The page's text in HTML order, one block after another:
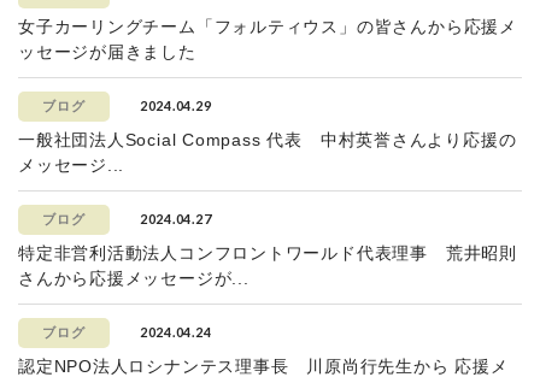
女子カーリングチーム「フォルティウス」の皆さんから応援メ
ッセージが届きました
ブログ 2024.04.29
一般社団法人Social Compass 代表 中村英誉さんより応援の
メッセージ...
ブログ 2024.04.27
特定非営利活動法人コンフロントワールド代表理事 荒井昭則
さんから応援メッセージが...
ブログ 2024.04.24
認定NPO法人ロシナンテス理事長 川原尚行先生から 応援メ